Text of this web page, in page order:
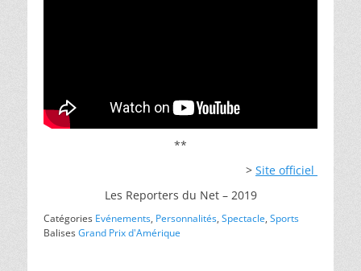
**
> Site officiel
Les Reporters du Net – 2019
Catégories Evénements, Personnalités, Spectacle, Sports
BalisesGrand Prix d'Amérique